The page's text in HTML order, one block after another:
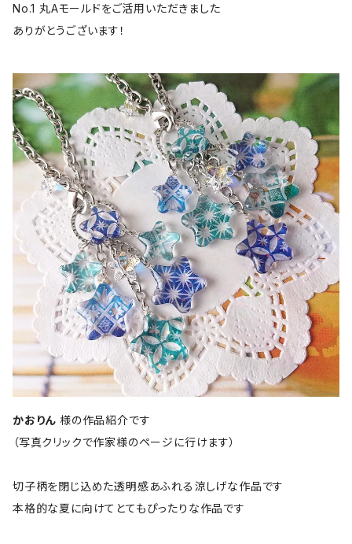
No.1 丸Aモールドをご活用いただきました
ありがとうございます！
かおりん 様の作品紹介です
（写真クリックで作家様のページに行けます）
切子柄を閉じ込めた透明感あふれる涼しげな作品です
本格的な夏に向けてとてもぴったりな作品です